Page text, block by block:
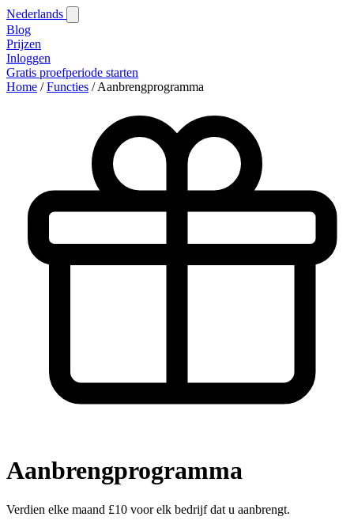
Nederlands
Blog‎
Prijzen
Inloggen
Gratis proefperiode starten
Home / Functies / Aanbrengprogramma
Aanbrengprogramma
Verdien elke maand £10 voor elk bedrijf dat u aanbrengt.